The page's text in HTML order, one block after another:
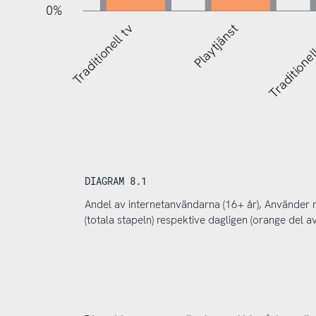
0%
Traditionell tv Playtjänst
DIAGRAM 8.1
Andel av internetanvändarna (16+ år), Använder
(totala stapeln) respektive dagligen (orange del